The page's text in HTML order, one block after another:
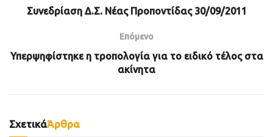
Συνεδρίαση Δ.Σ. Νέας Προποντίδας 30/09/2011
Επόμενο
Υπερψηφίστηκε η τροπολογία για το ειδικό τέλος στα
ακίνητα
ΣχετικάΆρθρα